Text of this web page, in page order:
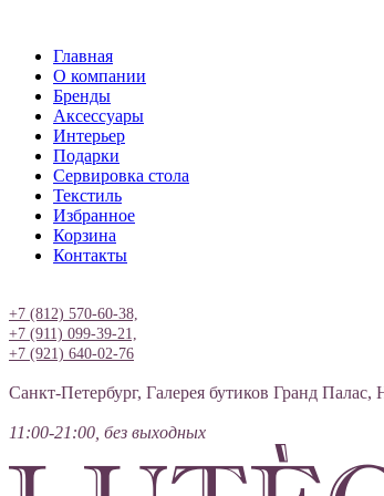
Главная
О компании
Бренды
Аксессуары
Интерьер
Подарки
Сервировка стола
Текстиль
Избранное
Корзина
Контакты
+7 (812) 570-60-38,
+7 (911) 099-39-21,
+7 (921) 640-02-76
Санкт-Петербург, Галерея бутиков Гранд
11:00-21:00, без выходных